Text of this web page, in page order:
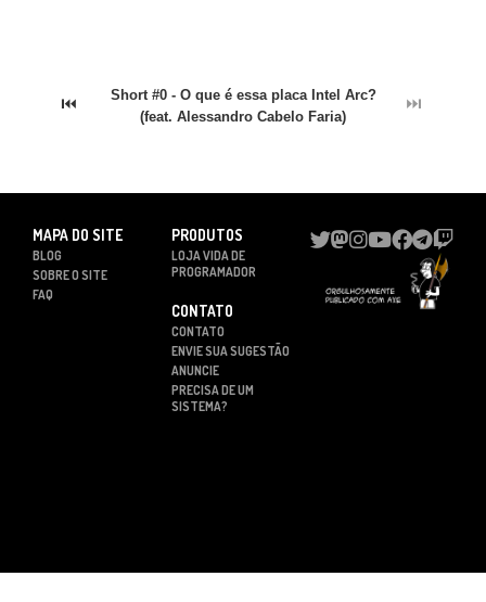
⏮
Short #0 - O que é essa placa Intel Arc?
(feat. Alessandro Cabelo Faria)
⏭
MAPA DO SITE
BLOG
SOBRE O SITE
FAQ
PRODUTOS
LOJA VIDA DE
PROGRAMADOR
CONTATO
CONTATO
ENVIE SUA SUGESTÃO
ANUNCIE
PRECISA DE UM
SISTEMA?